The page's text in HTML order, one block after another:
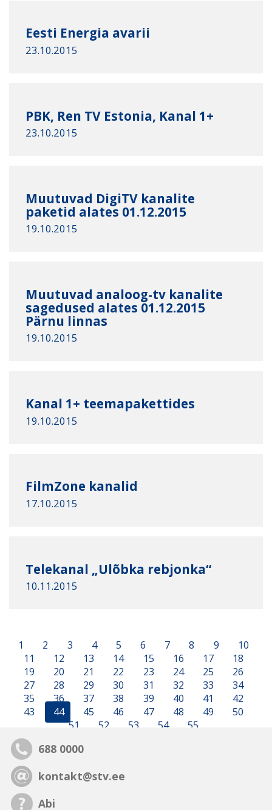
Eesti Energia avarii
23.10.2015
PBK, Ren TV Estonia, Kanal 1+
23.10.2015
Muutuvad DigiTV kanalite
paketid alates 01.12.2015
19.10.2015
Muutuvad analoog-tv kanalite
sagedused alates 01.12.2015
Pärnu linnas
19.10.2015
Kanal 1+ teemapakettides
19.10.2015
FilmZone kanalid
17.10.2015
Telekanal „Ulõbka rebjonka“
10.11.2015
1 2 3 4 5 6 7 8 9
10
11
12 13 14 15 16 17
18
19
20 21 22 23 24 25
26
27
28 29 30 31 32 33
34
35
36 37 38 39 40 41
42
43
44 45 46 47 48 49
50
51
52 53 54 55
688 0000
kontakt@stv.ee
Abi